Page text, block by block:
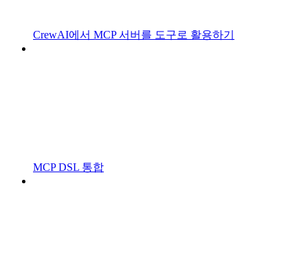
CrewAI에서 MCP 서버를 도구로 활용하기
MCP DSL 통합